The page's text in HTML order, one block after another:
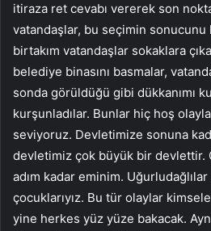
itiraza ret cevabı vererek son
vatandaşlar, bu seçimin sonucunu
birtakım vatandaşlar sokaklara
belediye binasını basmalar,
sonda görüldüğü gibi dükkanımı
kurşunladılar. Bunlar hiç hoş
seviyoruz. Devletimize sonuna
devletimiz çok büyük bir devlettir.
adım kadar eminim.
çocuklarıyız. Bu tür olaylar
yine herkes yüz yüze bakacak.